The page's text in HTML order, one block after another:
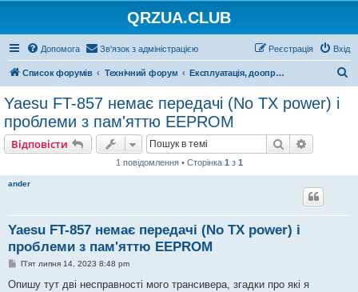
QRZUA.CLUB
Допомога Зв'язок з адміністрацією Вхід
Реєстрація
Список форумів Технічний форум Експлуатація, доопрацювання, ремонт
Yaesu FT-857 немає передачі (No TX power) і
проблеми з пам'яттю EEPROM
Відповісти Пошук
1 повідомлення • Сторінка 1 з 1
ander
Yaesu FT-857 немає передачі (No TX power) і
проблеми з пам'яттю EEPROM
П
в
П'ят липня 14, 2023 8:48 pm
Опишу тут дві несправності мого трансивера, згадки про які я